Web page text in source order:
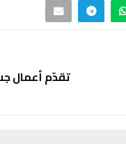
تقدّم أعمال